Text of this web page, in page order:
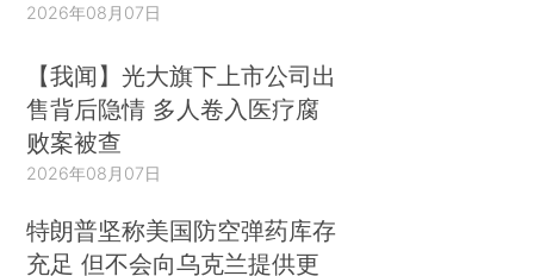
2026年08月07日
【我闻】光大旗下上市公司出
售背后隐情 多人卷入医疗腐
败案被查
2026年08月07日
特朗普坚称美国防空弹药库存
充足 但不会向乌克兰提供更